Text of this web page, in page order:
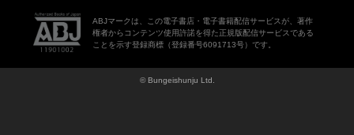
ABJマークは、この電子書店・電子書籍配信サービスが、著作
権者からコンテンツ使用許諾を得た正規版配信サービスである
ことを示す登録商標（登録番号6091713号）です。
© Bungeishunju Ltd.